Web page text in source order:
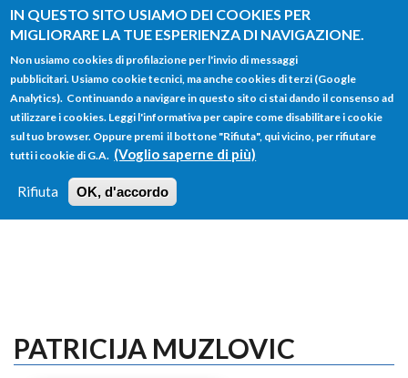
IN QUESTO SITO USIAMO DEI COOKIES PER
MIGLIORARE LA TUE ESPERIENZA DI NAVIGAZIONE.
Non usiamo cookies di profilazione per l'invio di messaggi
pubblicitari. Usiamo cookie tecnici, ma anche cookies di terzi (Google
Analytics). Continuando a navigare in questo sito ci stai dando il consenso ad
utilizzare i cookies. Leggi l'informativa per capire come disabilitare i cookie
sul tuo browser. Oppure premi il bottone "Rifiuta", qui vicino, per rifiutare
tutti i cookie di G.A. (Voglio saperne di più)
Rifiuta OK, d'accordo
Salta al contenuto principale
FORM
DI
RICERCA
Main menu
HOME TUTTI I PROFILI
LOGIN
PATRICIJA MUZLOVIC